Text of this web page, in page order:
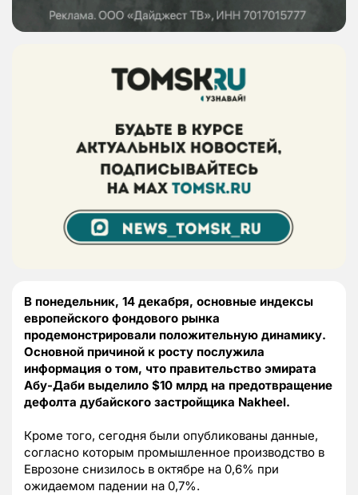
В понедельник, 14 декабря, основные индексы
европейского фондового рынка
продемонстрировали положительную динамику.
Основной причиной к росту послужила
информация о том, что правительство эмирата
Абу-Даби выделило $10 млрд на предотвращение
дефолта дубайского застройщика Nakheel.
Кроме того, сегодня были опубликованы данные,
согласно которым промышленное производство в
Еврозоне снизилось в октябре на 0,6% при
ожидаемом падении на 0,7%.